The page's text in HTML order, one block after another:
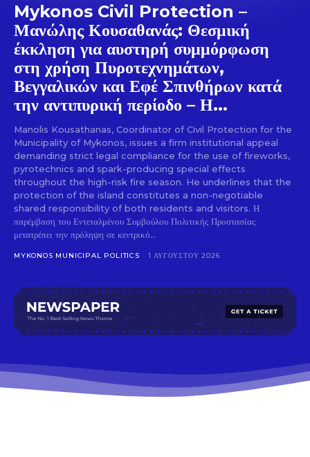
Mykonos Civil Protection –
Μανώλης Κουσαθανάς: Θεσμική
έκκληση για αυστηρή συμμόρφωση
στη χρήση Πυροτεχνημάτων,
Βεγγαλικών και Εφέ Σπινθήρων κατά
την αντιπυρική περίοδο – Η...
Manolis Kousathanas, Coordinator of Civil Protection for the
Municipality of Mykonos, issues a firm institutional appeal
demanding strict legal compliance for the use of fireworks,
pyrotechnics and spark-producing special effects
throughout the high-risk fire season. He underlines that the
protection of the island constitutes a non-negotiable
shared responsibility of both residents and visitors. Η
παρέμβαση του Εντεταλμένου Συμβούλου Πολιτικής Προστασίας
μετατρέπει την πρόληψη σε κεντρικό...
MYKONOS MUNICIPAL POLITICS 1 ΑΥΓΟΎΣΤΟΥ 2026